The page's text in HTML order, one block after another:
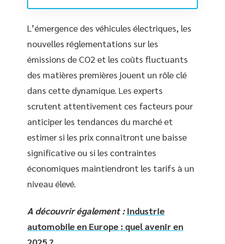
L’émergence des véhicules électriques, les
nouvelles réglementations sur les
émissions de CO2 et les coûts fluctuants
des matières premières jouent un rôle clé
dans cette dynamique. Les experts
scrutent attentivement ces facteurs pour
anticiper les tendances du marché et
estimer si les prix connaîtront une baisse
significative ou si les contraintes
économiques maintiendront les tarifs à un
niveau élevé.
A découvrir également : Industrie
automobile en Europe : quel avenir en
2025 ?